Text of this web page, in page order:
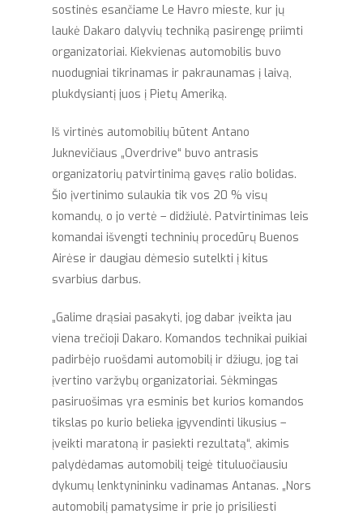
sostinės esančiame Le Havro mieste, kur jų
laukė Dakaro dalyvių techniką pasirengę priimti
organizatoriai. Kiekvienas automobilis buvo
nuodugniai tikrinamas ir pakraunamas į laivą,
plukdysiantį juos į Pietų Ameriką.
Iš virtinės automobilių būtent Antano
Juknevičiaus „Overdrive“ buvo antrasis
organizatorių patvirtinimą gavęs ralio bolidas.
Šio įvertinimo sulaukia tik vos 20 % visų
komandų, o jo vertė – didžiulė. Patvirtinimas leis
komandai išvengti techninių procedūrų Buenos
Airėse ir daugiau dėmesio sutelkti į kitus
svarbius darbus.
„Galime drąsiai pasakyti, jog dabar įveikta jau
viena trečioji Dakaro. Komandos technikai puikiai
padirbėjo ruošdami automobilį ir džiugu, jog tai
įvertino varžybų organizatoriai. Sėkmingas
pasiruošimas yra esminis bet kurios komandos
tikslas po kurio belieka įgyvendinti likusius –
įveikti maratoną ir pasiekti rezultatą“, akimis
palydėdamas automobilį teigė tituluočiausiu
dykumų lenktynininku vadinamas Antanas. „Nors
automobilį pamatysime ir prie jo prisiliesti